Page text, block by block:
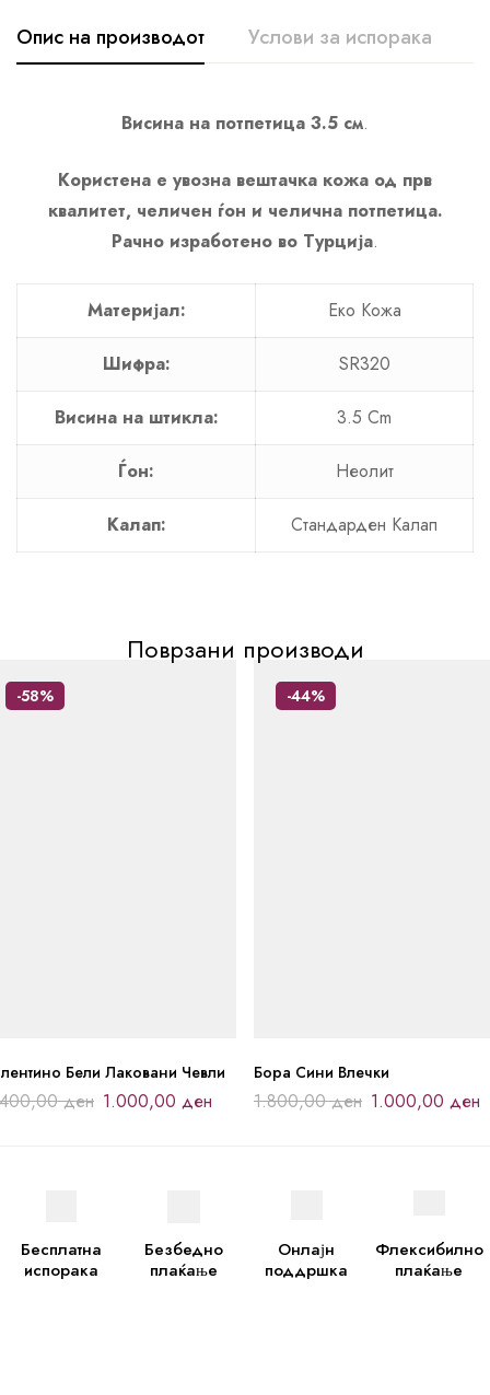
Опис на производот Услови за испорака
Висина на потпетица 3.5 см.
Користена е увозна вештачка кожа од прв
квалитет, челичен ѓон и челична потпетица.
Рачно изработено во Турција.
Материјал: Еко Кожа
Шифра: SR320
Висина на штикла: 3.5 Cm
Ѓон: Неолит
Калап: Стандарден Калап
Поврзани производи
-58%
Бели Лаковани Чевли
ден 1.000,00 ден
-44%
Бора Сини Влечки
1.800,00ден 1.000,00 ден
Бесплатна
испорака
Безбедно
плаќање
Онлајн
поддршка
Флексибилно
плаќање